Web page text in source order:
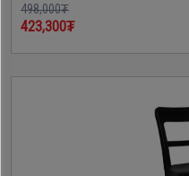
498,000₮
423,300₮